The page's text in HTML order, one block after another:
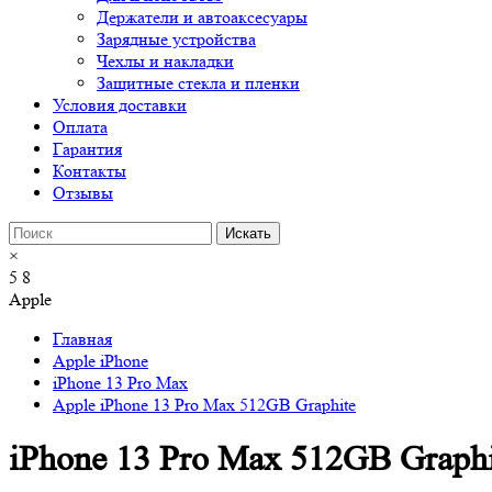
Держатели и автоаксесуары
Зарядные устройства
Чехлы и накладки
Защитные стекла и пленки
Условия доставки
Оплата
Гарантия
Контакты
Отзывы
×
5 8
Apple
Главная
Apple iPhone
iPhone 13 Pro Max
Apple iPhone 13 Pro Max 512GB Graphite
iPhone 13 Pro Max 512GB